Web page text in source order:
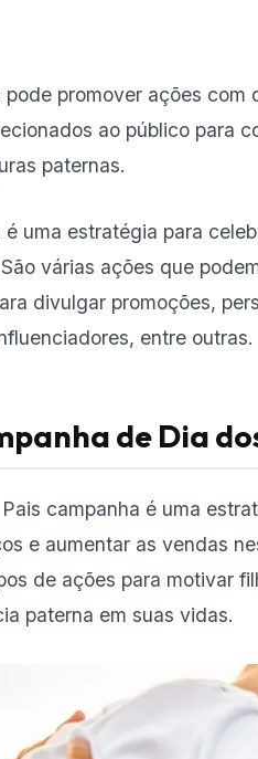
pode promover ações com
ao público para
paternas.
uma estratégia para
várias ações que
divulgar promoções,
entre outras.
de Dia
campanha é uma
e aumentar as vendas
de ações para motivar
paterna em suas vidas.